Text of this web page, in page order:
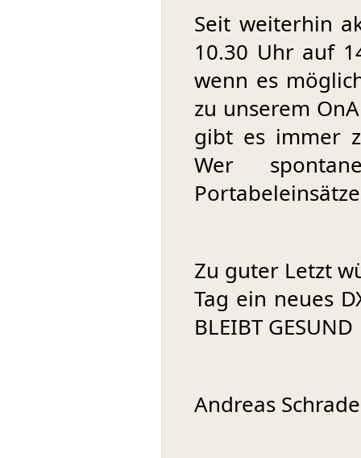
Seit weiterhin
10.30 Uhr auf
wenn es
zu unserem
gibt es immer
Wer
Zu guter Letzt
Tag ein neues
BLEIBT GESUND
Andreas